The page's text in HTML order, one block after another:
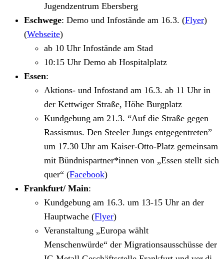
Jugendzentrum Ebersberg
Eschwege: Demo und Infostände am 16.3. (Flyer)
(Webseite)
ab 10 Uhr Infostände am Stad
10:15 Uhr Demo ab Hospitalplatz
Essen:
Aktions- und Infostand am 16.3. ab 11 Uhr in
der Kettwiger Straße, Höhe Burgplatz
Kundgebung am 21.3. “Auf die Straße gegen
Rassismus. Den Steeler Jungs entgegentreten”
um 17.30 Uhr am Kaiser-Otto-Platz gemeinsam
mit Bündnispartner*innen von „Essen stellt sich
quer“ (Facebook)
Frankfurt/ Main:
Kundgebung am 16.3. um 13-15 Uhr an der
Hauptwache (Flyer)
Veranstaltung „Europa wählt
Menschenwürde“ der Migrationsausschüsse der